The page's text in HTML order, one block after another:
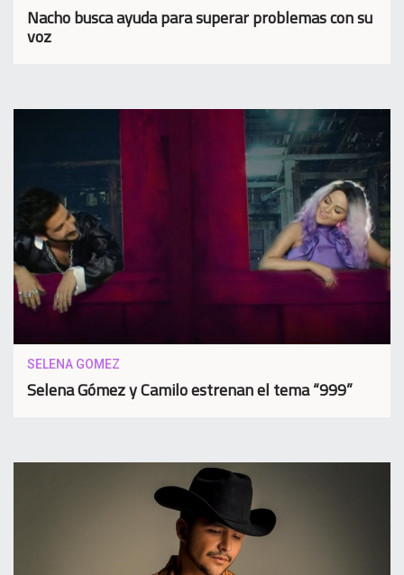
Nacho busca ayuda para superar problemas con su
voz
SELENA GOMEZ
Selena Gómez y Camilo estrenan el tema “999”